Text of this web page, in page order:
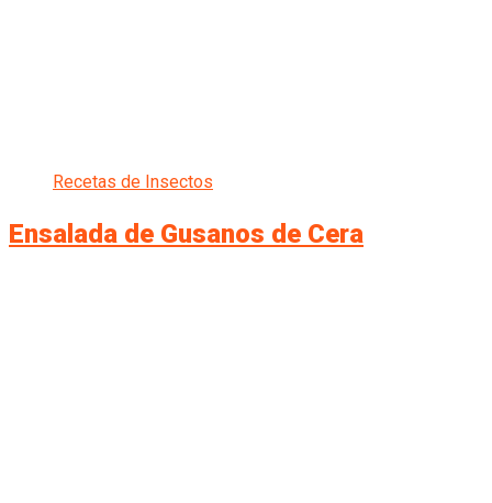
Recetas de Insectos
Ensalada de Gusanos de Cera